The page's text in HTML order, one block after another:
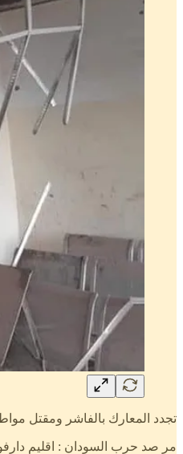
تجدد المعارك بالفاشر ومقتل
مر صد حرب السودان : اقليم